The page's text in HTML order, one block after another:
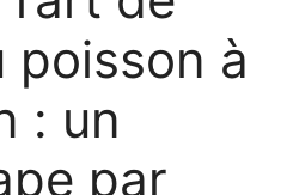
poisson à
: un
par